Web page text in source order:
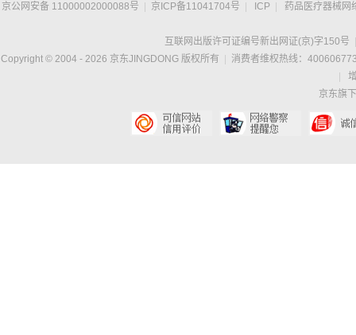
京公网安备 11000002000088号 京ICP备11041704号 ICP 药品医疗器械网
互联网出版许可证编号新出网证(京)字150号
Copyright © 2004 - 2026 京东JINGDONG 版权所有
消费者维权热线：
京东旗